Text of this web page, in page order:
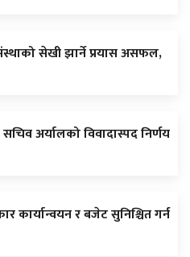
संस्थाको सेखी झार्ने प्रयास असफल,
अर्यालको विवादास्पद निर्णय
कार्यान्वयन र बजेट सुनिश्चित गर्न